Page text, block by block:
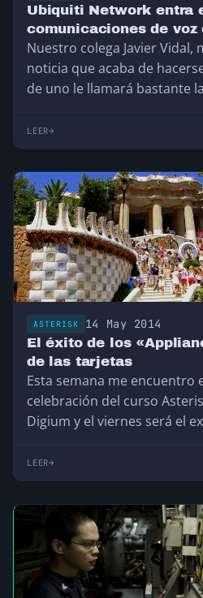
Ubiquiti Network entra
comunicaciones de voz
Nuestro colega Javier Vidal,
noticia que acaba de
de uno le llamará bastante
LEER
ASTERISK 14 May 2014
El éxito de los
de las tarjetas
Esta semana me encuentro
celebración del curso
Digium y el viernes será el
LEER